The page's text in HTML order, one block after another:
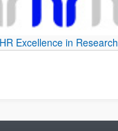
HR Excellence in Research